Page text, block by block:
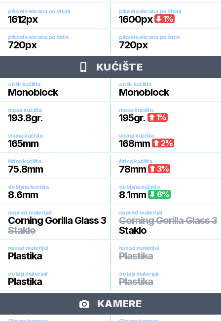
piksela ekrana po visini
1612px
piksela ekrana po visini
1600px 1%
piksela ekrana po širini
720px
piksela ekrana po širini
720px
KUĆIŠTE
oblik kućišta
Monoblock
oblik kućišta
Monoblock
masa kućišta
193.8gr.
masa kućišta
195gr. 1%
visina kućišta
165mm
visina kućišta
168mm 2%
širina kućišta
75.8mm
širina kućišta
78mm 3%
debljina kućišta
8.6mm
debljina kućišta
8.1mm 6%
napred materijal
Corning Gorilla Glass 3
Staklo
napred materijal
Corning Gorilla Glass 3
Staklo
nazad materijal
Plastika
nazad materijal
Plastika
detalji materijal
Plastika
detalji materijal
Plastika
KAMERE